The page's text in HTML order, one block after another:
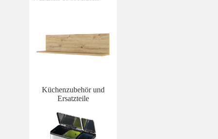
Küchenzubehör und
Ersatzteile